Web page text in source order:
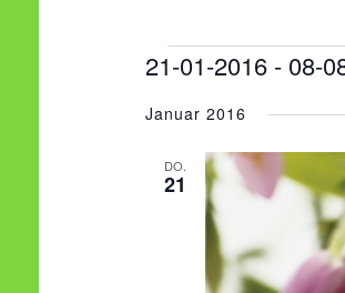
Veranstaltungen
21-01-2016 - 08-
wählen.
Januar 2016
DO.
21